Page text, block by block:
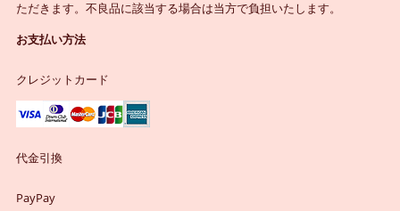
ただきます。不良品に該当する場合は当方で負担いたします。
お支払い方法
クレジットカード
代金引換
PayPay